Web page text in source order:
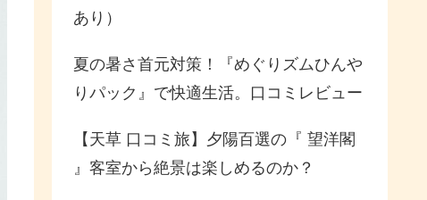
あり）
夏の暑さ首元対策！『めぐりズムひんや
りパック』で快適生活。口コミレビュー
【天草 口コミ旅】夕陽百選の『 望洋閣
』客室から絶景は楽しめるのか？